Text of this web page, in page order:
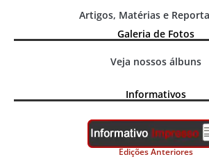
Artigos, Matérias e
Galeria de Fotos
Veja nossos álbuns
Informativos
Edições Anteriores